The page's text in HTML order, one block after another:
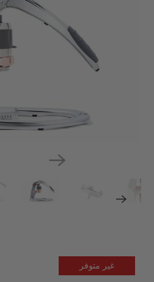
غير متوفر